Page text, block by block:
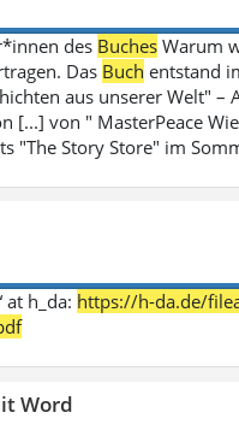
des Buches Warum
Das Buch entstand
aus unserer Welt"
[...] von " MasterPeace
"The Story Store" im
at h_da: https://h-da.de/
Word